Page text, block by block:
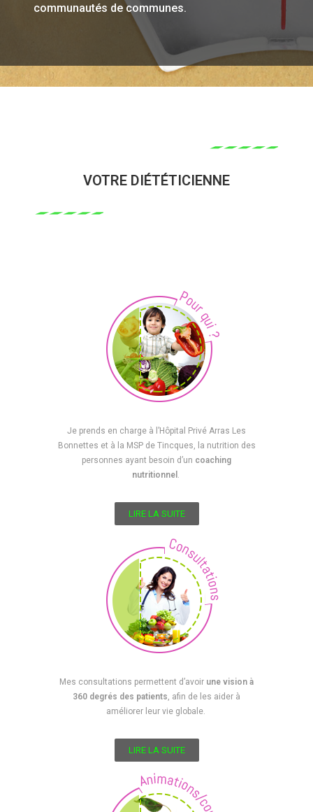
communautés de communes.
VOTRE DIÉTÉTICIENNE
Je prends en charge à l’Hôpital Privé Arras Les
Bonnettes et à la MSP de Tincques, la nutrition des
personnes ayant besoin d’un coaching
nutritionnel .
LIRE LA SUITE
Mes consultations permettent d’avoir une vision à
360 degrés des patients, afin de les aider à
améliorer leur vie globale.
LIRE LA SUITE